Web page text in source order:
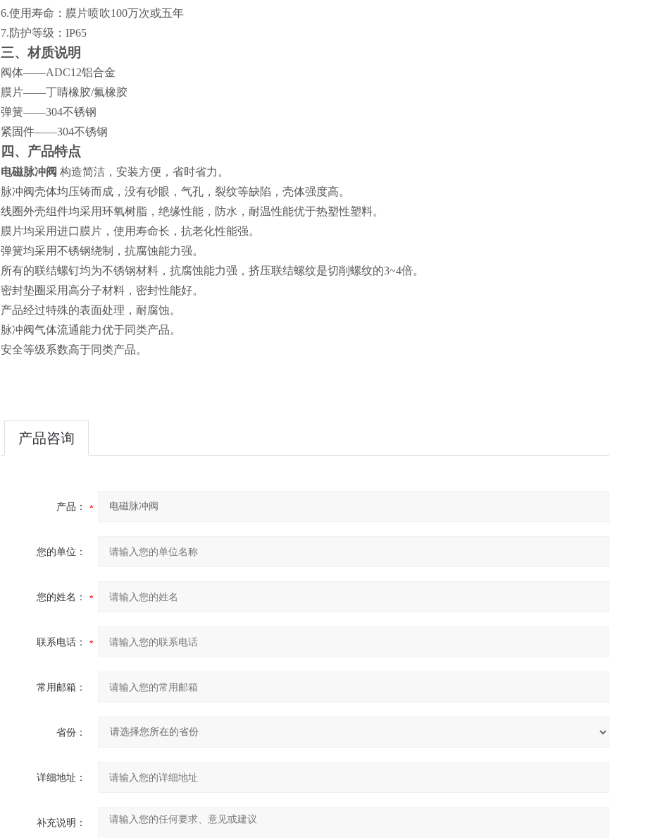
6.使用寿命：膜片喷吹100万次或五年
7.防护等级：IP65
三、材质说明
阀体——ADC12铝合金
膜片——丁睛橡胶/氟橡胶
弹簧——304不锈钢
紧固件——304不锈钢
四、产品特点
电磁脉冲阀 构造简洁，安装方便，省时省力。
脉冲阀壳体均压铸而成，没有砂眼，气孔，裂纹等缺陷，壳体强度高。
线圈外壳组件均采用环氧树脂，绝缘性能，防水，耐温性能优于热塑性塑料。
膜片均采用进口膜片，使用寿命长，抗老化性能强。
弹簧均采用不锈钢绕制，抗腐蚀能力强。
所有的联结螺钉均为不锈钢材料，抗腐蚀能力强，挤压联结螺纹是切削螺纹的3~4倍。
密封垫圈采用高分子材料，密封性能好。
产品经过特殊的表面处理，耐腐蚀。
脉冲阀气体流通能力优于同类产品。
安全等级系数高于同类产品。
产品咨询
产品：
您的单位：
您的姓名：
联系电话：
常用邮箱：
省份：
详细地址：
补充说明：